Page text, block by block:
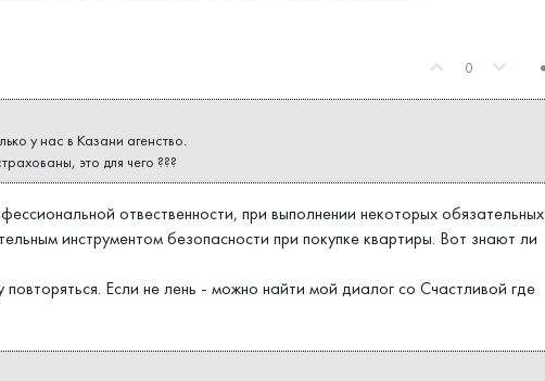
0
у нас в Казани агенство.
это для чего ???
отвественности, при выполнении некоторых обязательных
инструментом безопасности при покупке квартиры. Вот знают ли
Если не лень - можно найти мой диалог со Счастливой где